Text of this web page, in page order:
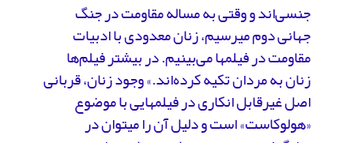
جنسی‌اند و وقتی به مساله مقاومت در جنگ
جهانی دوم می­رسیم، زنان معدودی با ادبیات
مقاومت در فیلم­ها می‌بینیم. در بیشتر فیلم‌ها
زنان به مردان تکیه کرده‌اند.» وجود زنان، قربانی
اصل غیرقابل انکاری در فیلم­هایی با موضوع
«هولوکاست» است و دلیل آن را می­توان در